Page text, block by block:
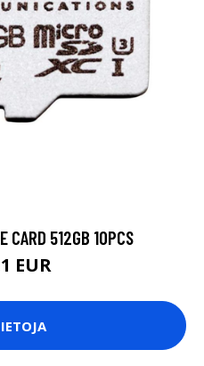
CARD 512GB 10PCS
EUR